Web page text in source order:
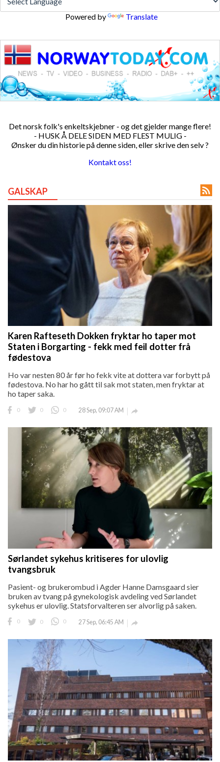
Powered by Translate
Det norsk folk's enkeltskjebner - og det gjelder mange flere!
- HUSK Å DELE SIDEN MED FLEST MULIG -
Ønsker du din historie på denne siden, eller skrive den selv ?
Kontakt oss!
GALSKAP 
Karen Rafteseth Dokken fryktar ho taper mot
Staten i Borgarting - fekk med feil dotter frå
fødestova
Ho var nesten 80 år før ho fekk vite at dottera var forbytt på
fødestova. No har ho gått til sak mot staten, men fryktar at
ho taper saka.
0 0 0 28 Sep, 09:07 AM 
Sørlandet sykehus kritiseres for ulovlig
tvangsbruk
Pasient- og brukerombud i Agder Hanne Damsgaard sier
bruken av tvang på gynekologisk avdeling ved Sørlandet
sykehus er ulovlig. Statsforvalteren ser alvorlig på saken.
0 0 0 27 Sep, 06:45 AM 